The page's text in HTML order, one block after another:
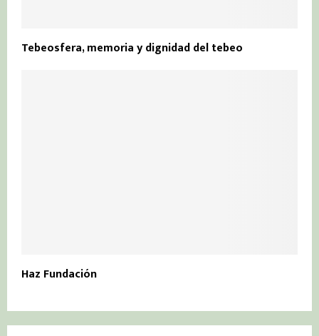
Tebeosfera, memoria y dignidad del tebeo
Haz Fundación